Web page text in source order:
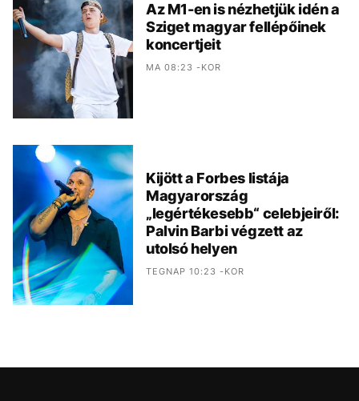
Az M1-en is nézhetjük idén a
Sziget magyar fellépőinek
koncertjeit
MA 08:23 -KOR
Kijött a Forbes listája
Magyarország
„legértékesebb“ celebjeiről:
Palvin Barbi végzett az
utolsó helyen
TEGNAP 10:23 -KOR